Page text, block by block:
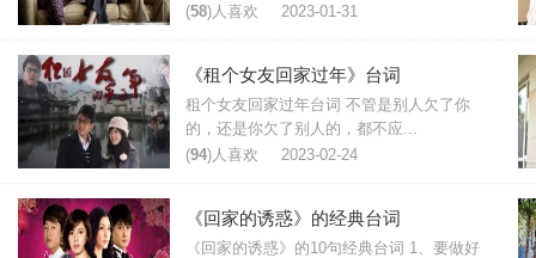
(58)人喜欢 2023-01-31
《租个女友回家过年》台词
租个女友回家过年台词 不管是别人欠了你
的，还是你欠了别人的，都不应...
(94)人喜欢 2023-02-24
《回家的诱惑》的经典台词
《回家的诱惑》的10句经典台词 1、要做好